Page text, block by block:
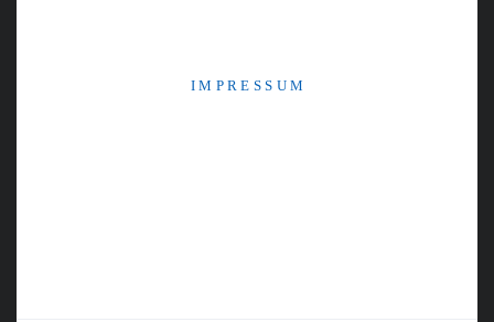
I M P R E S S U M